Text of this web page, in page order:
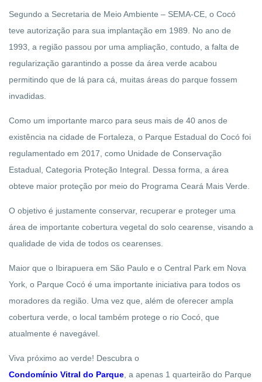
Segundo a Secretaria de Meio Ambiente – SEMA-CE, o Cocó
teve autorização para sua implantação em 1989. No ano de
1993, a região passou por uma ampliação, contudo, a falta de
regularização garantindo a posse da área verde acabou
permitindo que de lá para cá, muitas áreas do parque fossem
invadidas.
Como um importante marco para seus mais de 40 anos de
existência na cidade de Fortaleza, o Parque Estadual do Cocó foi
regulamentado em 2017, como Unidade de Conservação
Estadual, Categoria Proteção Integral. Dessa forma, a área
obteve maior proteção por meio do Programa Ceará Mais Verde.
O objetivo é justamente conservar, recuperar e proteger uma
área de importante cobertura vegetal do solo cearense, visando a
qualidade de vida de todos os cearenses.
Maior que o Ibirapuera em São Paulo e o Central Park em Nova
York, o Parque Cocó é uma importante iniciativa para todos os
moradores da região. Uma vez que, além de oferecer ampla
cobertura verde, o local também protege o rio Cocó, que
atualmente é navegável.
Viva próximo ao verde! Descubra o
Condomínio Vitral do Parque , a apenas 1 quarteirão do Parque